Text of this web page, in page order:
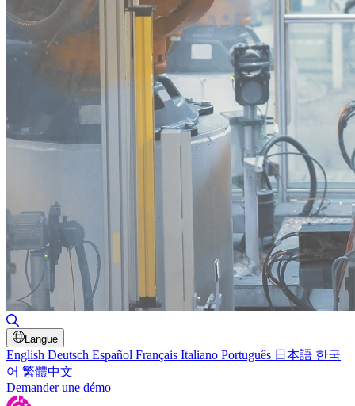
Langue
English Deutsch Español Français Italiano Português 日本語 한국
어 繁體中文
Demander une démo